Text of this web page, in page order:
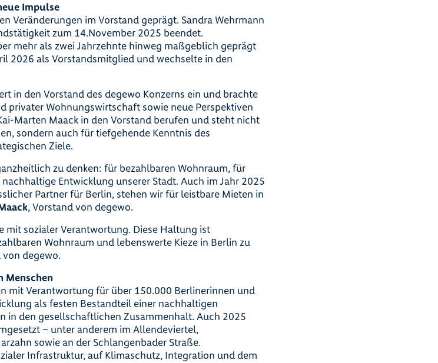
Impulse
Veränderungen im Vorstand geprägt. Sandra Wehrmann
zum 14.November 2025 beendet.
mehr als zwei Jahrzehnte hinweg maßgeblich geprägt
2026 als Vorstandsmitglied und wechselte in den
in den Vorstand des degewo Konzerns ein und brachte
privater Wohnungswirtschaft sowie neue Perspektiven
Marten Maack in den Vorstand berufen und steht nicht
sondern auch für tiefgehende Kenntnis des
Ziele.
zu denken: für bezahlbaren Wohnraum, für
Entwicklung unserer Stadt. Auch im Jahr 2025
Partner für Berlin, stehen wir für leistbare Mieten in
, Vorstand von degewo.
mit sozialer Verantwortung. Diese Haltung ist
Wohnraum und lebenswerte Kieze in Berlin zu
von degewo.
Menschen
mit Verantwortung für über 150.000 Berlinerinnen und
als festen Bestandteil einer nachhaltigen
in den gesellschaftlichen Zusammenhalt. Auch 2025
– unter anderem im Allendeviertel,
sowie an der Schlangenbader Straße.
Infrastruktur, auf Klimaschutz, Integration und dem